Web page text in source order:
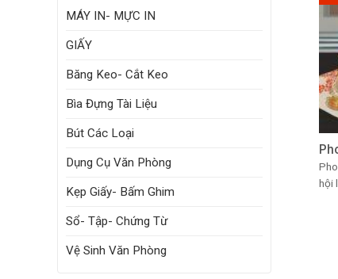
MÁY IN- MỰC IN
GIẤY
Băng Keo- Cắt Keo
Bìa Đựng Tài Liệu
Bút Các Loại
Dụng Cụ Văn Phòng
Kẹp Giấy- Bấm Ghim
Sổ- Tập- Chứng Từ
Vệ Sinh Văn Phòng
hội